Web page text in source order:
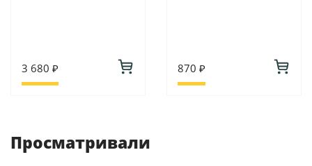
3 680 ₽ 870 ₽
Просматривали